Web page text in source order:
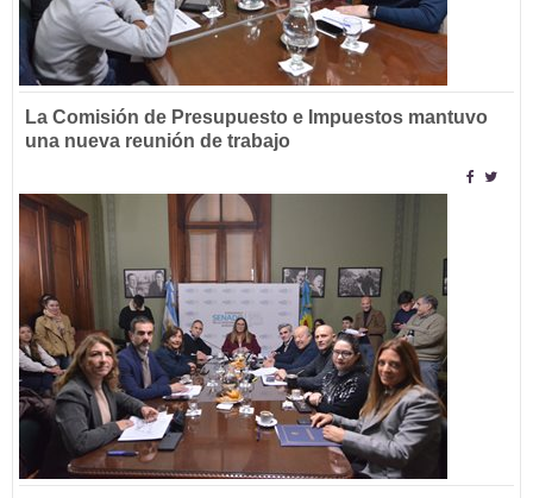
La Comisión de Presupuesto e Impuestos mantuvo
una nueva reunión de trabajo